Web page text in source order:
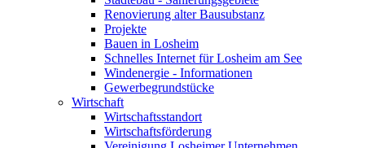
Renovierung alter Bausubstanz
Projekte
Bauen in Losheim
Schnelles Internet für Losheim am See
Windenergie - Informationen
Gewerbegrundstücke
Wirtschaft
Wirtschaftsstandort
Wirtschaftsförderung